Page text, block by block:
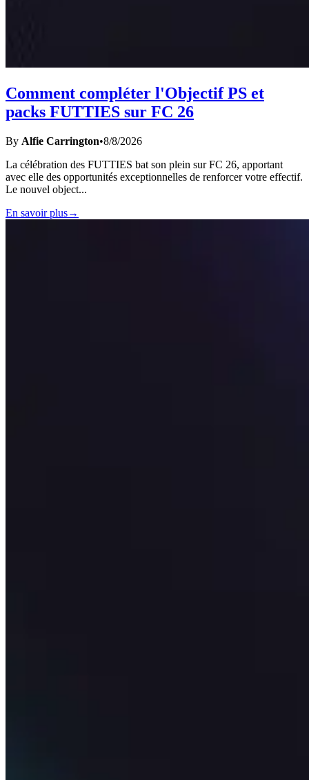
Comment compléter l'Objectif PS et
packs FUTTIES sur FC 26
By Alfie Carrington•8/8/2026
La célébration des FUTTIES bat son plein sur FC 26, apportant
avec elle des opportunités exceptionnelles de renforcer votre effectif.
Le nouvel object...
En savoir plus→